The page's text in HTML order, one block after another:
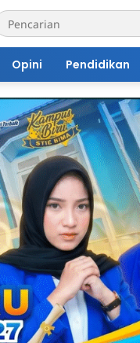
Opini Pendidikan